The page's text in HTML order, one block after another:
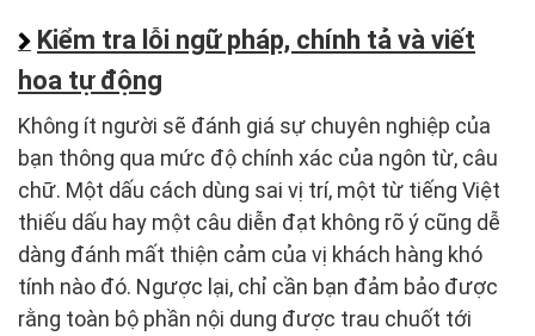
Kiểm tra lỗi ngữ pháp, chính tả và viết
hoa tự động
Không ít người sẽ đánh giá sự chuyên nghiệp của
bạn thông qua mức độ chính xác của ngôn từ, câu
chữ. Một dấu cách dùng sai vị trí, một từ tiếng Việt
thiếu dấu hay một câu diễn đạt không rõ ý cũng dễ
dàng đánh mất thiện cảm của vị khách hàng khó
tính nào đó. Ngược lại, chỉ cần bạn đảm bảo được
rằng toàn bộ phần nội dung được trau chuốt tới